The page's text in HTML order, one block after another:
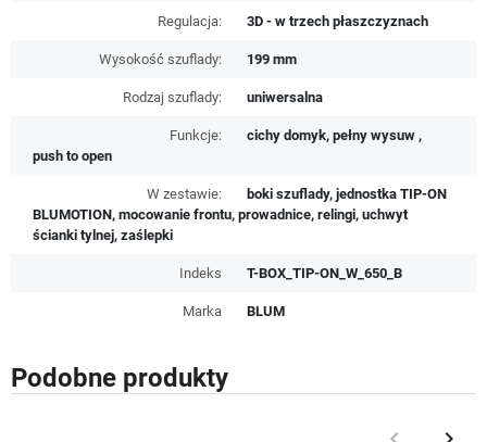
Regulacja: 3D - w trzech płaszczyznach
Wysokość szuflady: 199 mm
Rodzaj szuflady: uniwersalna
Funkcje:
cichy domyk, pełny wysuw ,
push to open
W zestawie:
boki szuflady, jednostka TIP-ON
BLUMOTION, mocowanie frontu, prowadnice, relingi, uchwyt
ścianki tylnej, zaślepki
Indeks T-BOX_TIP-ON_W_650_B
Marka BLUM
Podobne produkty